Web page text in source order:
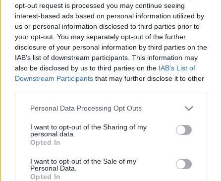
opt-out request is processed you may continue seeing
interest-based ads based on personal information utilized by
us or personal information disclosed to third parties prior to
your opt-out. You may separately opt-out of the further
disclosure of your personal information by third parties on the
IAB’s list of downstream participants. This information may
also be disclosed by us to third parties on the IAB’s List of
Downstream Participants that may further disclose it to other
Please note that this website/app uses one or more Google
not limited to your visit or usage behaviour. You may click to
grant or deny consent to Google and its third-party tags to
use your data for below specified purposes in below Google
consent section.
Personal Data Processing Opt Outs
I want to opt-out of the Sharing of my
personal data.
Opted In
I want to opt-out of the Sale of my
Personal Data.
Opted In
Continua a leggere
NEWS E ATTUALITÀ